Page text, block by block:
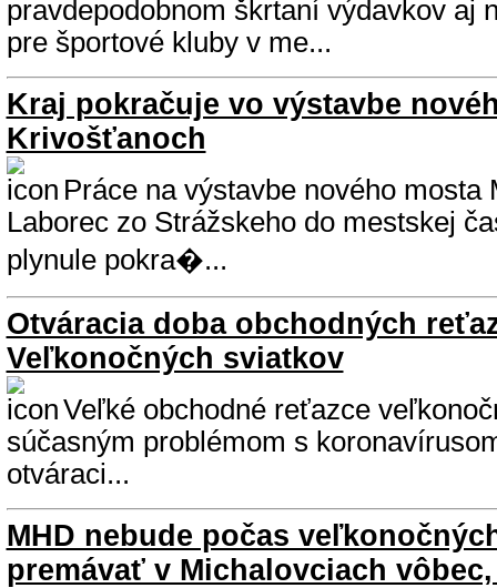
pravdepodobnom škrtaní výdavkov aj
pre športové kluby v me...
Kraj pokračuje vo výstavbe
Krivošťanoch
Práce na výstavbe nového mosta
Laborec zo Strážskeho do mestskej
plynule pokra�...
Otváracia doba obchodných
Veľkonočných sviatkov
Veľké obchodné reťazce
súčasným problémom s
otváraci...
MHD nebude počas
premávať v Michalovciach